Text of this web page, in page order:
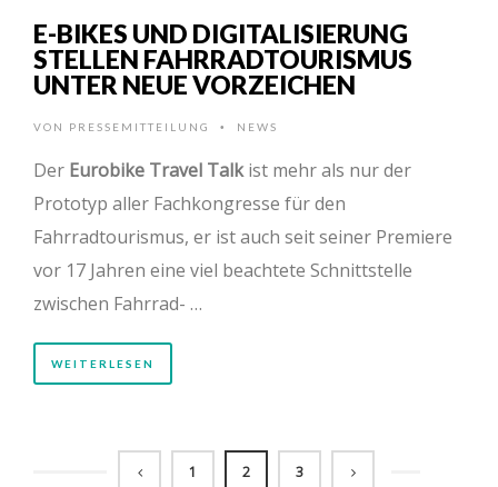
E-BIKES UND DIGITALISIERUNG
STELLEN FAHRRADTOURISMUS
UNTER NEUE VORZEICHEN
VON PRESSEMITTEILUNG • NEWS
Der Eurobike Travel Talkist mehr als nur der
Prototyp aller Fachkongresse für den
Fahrradtourismus, er ist auch seit seiner Premiere
vor 17 Jahren eine viel beachtete Schnittstelle
zwischen Fahrrad- …
WEITERLESEN
1 2 3